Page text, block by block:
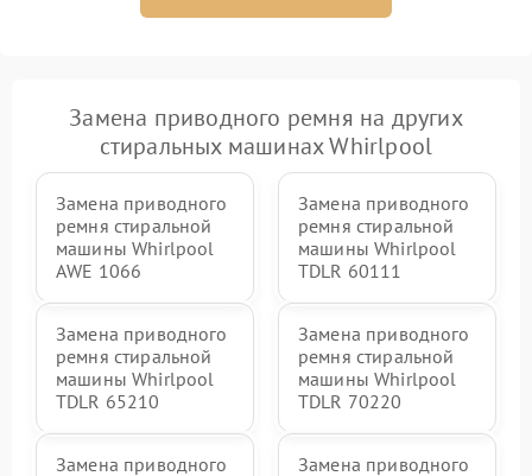
Замена приводного ремня на других
стиральных машинах Whirlpool
Замена приводного
ремня стиральной
машины Whirlpool
AWE 1066
Замена приводного
ремня стиральной
машины Whirlpool
TDLR 60111
Замена приводного
ремня стиральной
машины Whirlpool
TDLR 65210
Замена приводного
ремня стиральной
машины Whirlpool
TDLR 70220
Замена приводного
Замена приводного